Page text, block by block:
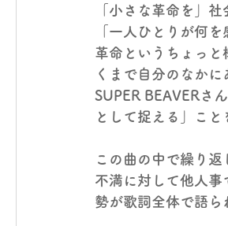
「小さな革命を」
「一人ひとりが何
革命というちょっと
くまで自分のなか
SUPER BEAVERさ
として捉える」こと
この曲の中で繰り
不満に対して他人
勢が歌詞全体で語ら